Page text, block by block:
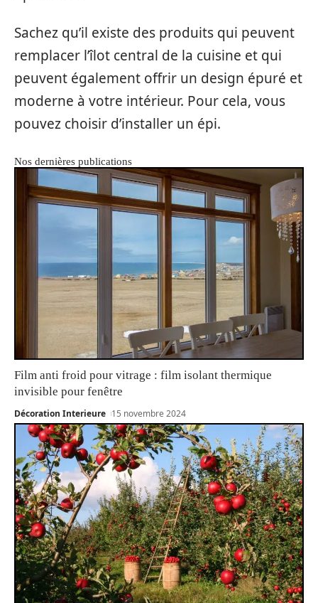
Sachez qu’il existe des produits qui peuvent
remplacer l’îlot central de la cuisine et qui
peuvent également offrir un design épuré et
moderne à votre intérieur. Pour cela, vous
pouvez choisir d’installer un épi.
Nos dernières publications
Film anti froid pour vitrage : film isolant thermique
invisible pour fenêtre
Décoration Interieure 15 novembre 2024